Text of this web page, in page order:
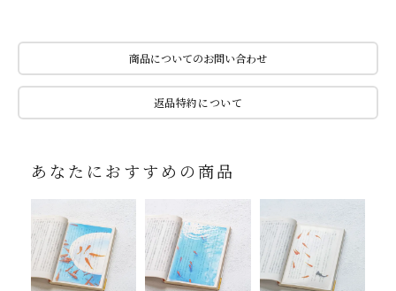
商品についてのお問い合わせ
返品特約について
あなたにおすすめの商品